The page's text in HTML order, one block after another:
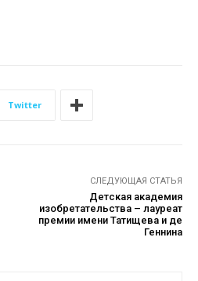
Twitter
СЛЕДУЮЩАЯ СТАТЬЯ
Детская академия
изобретательства – лауреат
премии имени Татищева и де
Геннина